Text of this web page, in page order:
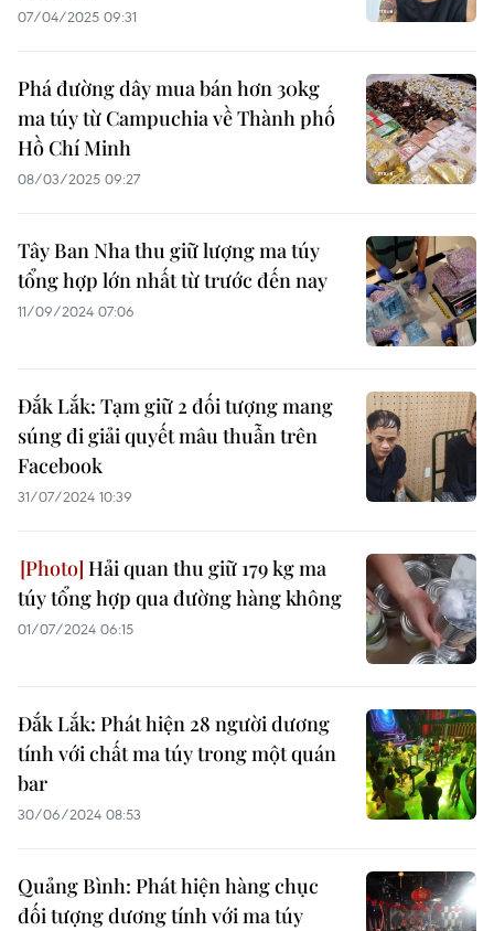
07/04/2025 09:31
Phá đường dây mua bán hơn 30kg
ma túy từ Campuchia về Thành phố
Hồ Chí Minh
08/03/2025 09:27
Tây Ban Nha thu giữ lượng ma túy
tổng hợp lớn nhất từ trước đến nay
11/09/2024 07:06
Đắk Lắk: Tạm giữ 2 đối tượng mang
súng đi giải quyết mâu thuẫn trên
Facebook
31/07/2024 10:39
Hải quan thu giữ 179 kg ma
túy tổng hợp qua đường hàng không
01/07/2024 06:15
Đắk Lắk: Phát hiện 28 người dương
tính với chất ma túy trong một quán
bar
30/06/2024 08:53
Quảng Bình: Phát hiện hàng chục
đối tượng dương tính với ma túy